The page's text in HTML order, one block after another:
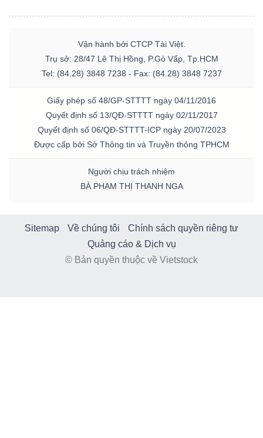
Vận hành bởi CTCP Tài Việt.
Trụ sở: 28/47 Lê Thị Hồng, P.Gò Vấp, Tp.HCM
Tel: (84.28) 3848 7238 - Fax: (84.28) 3848 7237
Giấy phép số 48/GP-STTTT ngày 04/11/2016
Quyết định số 13/QĐ-STTTT ngày 02/11/2017
Quyết định số 06/QĐ-STTTT-ICP ngày 20/07/2023
Được cấp bởi Sở Thông tin và Truyền thông TPHCM
Người chịu trách nhiệm
BÀ PHẠM THỊ THANH NGA
Sitemap Về chúng tôi
Chính sách quyền riêng tư
Quảng cáo & Dịch vụ
© Bản quyền thuộc về Vietstock